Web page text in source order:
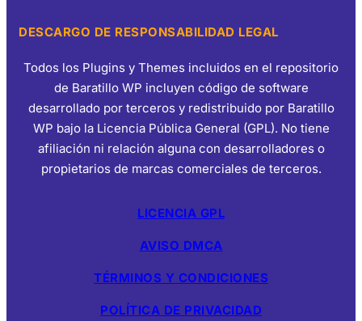
DESCARGO DE RESPONSABILIDAD LEGAL
Todos los Plugins y Themes incluidos en el repositorio
de Baratillo WP incluyen código de software
desarrollado por terceros y redistribuido por Baratillo
WP bajo la Licencia Pública General (GPL). No tiene
afiliación ni relación alguna con desarrolladores o
propietarios de marcas comerciales de terceros.
LICENCIA GPL
AVISO DMCA
TÉRMINOS Y CONDICIONES
POLÍTICA DE PRIVACIDAD